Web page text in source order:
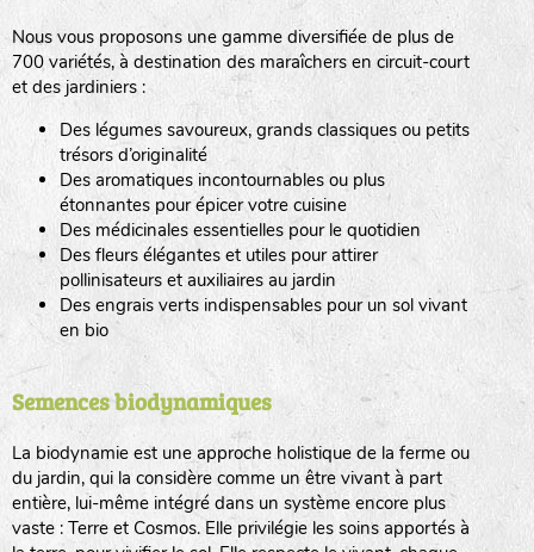
Nous vous proposons une gamme diversifiée de plus de
700 variétés, à destination des maraîchers en circuit-court
et des jardiniers :
Des légumes savoureux, grands classiques ou petits
trésors d’originalité
Des aromatiques incontournables ou plus
étonnantes pour épicer votre cuisine
Des médicinales essentielles pour le quotidien
Des fleurs élégantes et utiles pour attirer
pollinisateurs et auxiliaires au jardin
Des engrais verts indispensables pour un sol vivant
en bio
Semences biodynamiques
La biodynamie est une approche holistique de la ferme ou
du jardin, qui la considère comme un être vivant à part
entière, lui-même intégré dans un système encore plus
vaste : Terre et Cosmos. Elle privilégie les soins apportés à
tas de compost
fleurs
animaux domestiques
animaux sauvages
biodiversité cultivée